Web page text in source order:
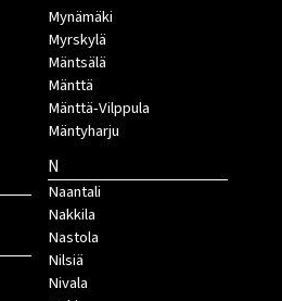
Mynämäki
Myrskylä
Mäntsälä
Mänttä
Mänttä-Vilppula
Mäntyharju
N
Naantali
Nakkila
Nastola
Nilsiä
Nivala